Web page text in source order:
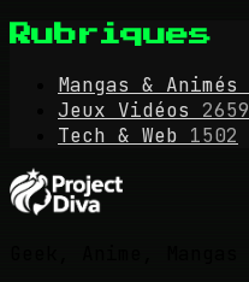
Rubriques
Mangas & Animés
Jeux Vidéos
2659
Tech & Web 1502